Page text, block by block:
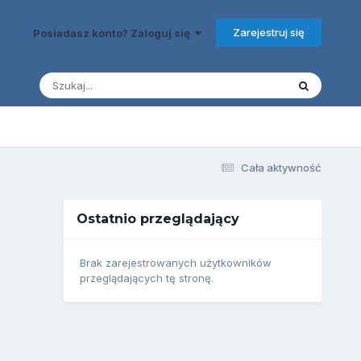
Posiadasz konto? Zaloguj się Zarejestruj się
Cała aktywność
Ostatnio przeglądający
Brak zarejestrowanych użytkowników
przeglądających tę stronę.